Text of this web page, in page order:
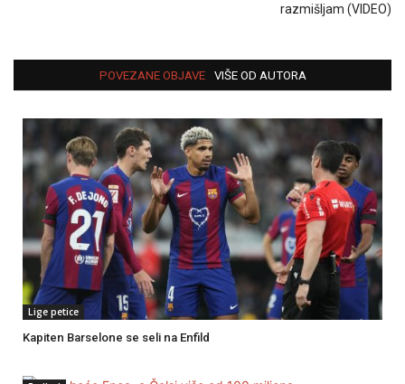
razmišljam (VIDEO)
POVEZANE OBJAVE VIŠE OD AUTORA
Lige petice
Kapiten Barselone se seli na Enfild